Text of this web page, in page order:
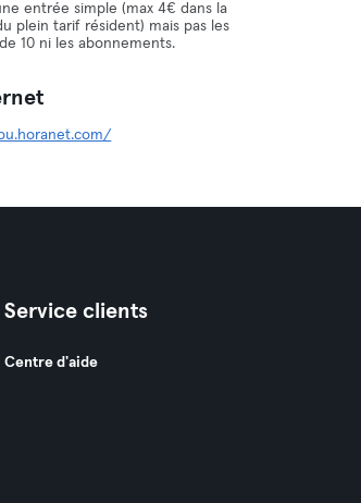
entrée simple (max 4€ dans la
plein tarif résident) mais pas les
10 ni les abonnements.
Service clients
Centre d'aide